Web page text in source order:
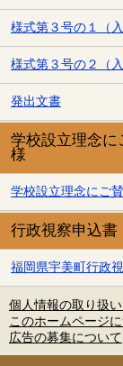
様式第３号の１（
様式第３号の２（
発出文書
学校設立理念に
様
学校設立理念にご
行政視察申込書
福岡県宇美町行政
個人情報の取り扱
このホームページ
広告の募集について